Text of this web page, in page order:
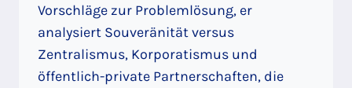
Vorschläge zur Problemlösung, er
analysiert Souveränität versus
Zentralismus, Korporatismus und
öffentlich-private Partnerschaften, die